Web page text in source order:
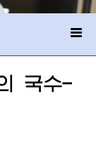
국수-